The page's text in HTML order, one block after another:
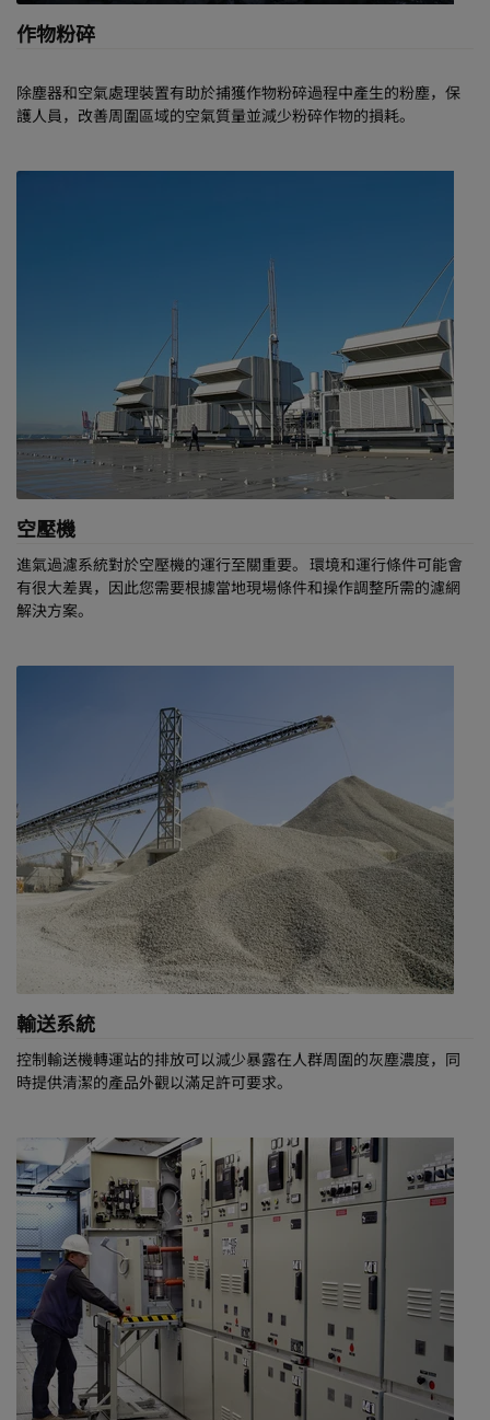
粗細礦石貯料倉
化驗室
作物粉碎
除塵器和空氣處理裝置有助於捕獲作物粉碎過程中產生的粉塵，保
護人員，改善周圍區域的空氣質量並減少粉碎作物的損耗。
空壓機
進氣過濾系統對於空壓機的運行至關重要。 環境和運行條件可能會
有很大差異，因此您需要根據當地現場條件和操作調整所需的濾網
解決方案。
輸送系統
控制輸送機轉運站的排放可以減少暴露在人群周圍的灰塵濃度，同
時提供清潔的產品外觀以滿足許可要求。